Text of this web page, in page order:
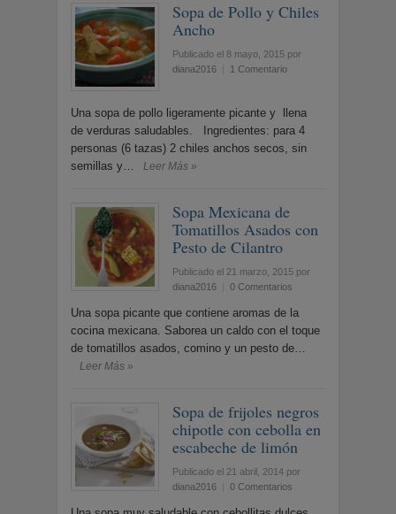
Sopa de Pollo y Chiles
Ancho
Publicado el 8 mayo, 2015 por
diana2016
1 Comentario
Una sopa de pollo ligeramente picante y llena
de verduras saludables. Ingredientes: para 4
personas (6 tazas) 2 chiles anchos secos, sin
semillas y…
Leer Más »
Sopa Mexicana de
Tomatillos Asados con
Pesto de Cilantro
Publicado el 21 marzo, 2015 por
diana2016
0 Comentarios
Una sopa picante que contiene aromas de la
cocina mexicana. Saborea un caldo con el toque
de tomatillos asados, comino y un pesto de…
Leer Más »
Sopa de frijoles negros
chipotle con cebolla en
escabeche de limón
Publicado el 21 abril, 2014 por
diana2016
0 Comentarios